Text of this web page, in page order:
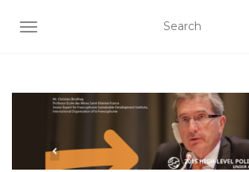
AFFICHER/MASQUER LA NAVIGATION